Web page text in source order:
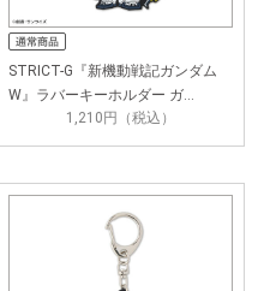
STRICT-G『新機動戦記ガンダム
W』ラバーキーホルダー ガ…
1,210円（税込）